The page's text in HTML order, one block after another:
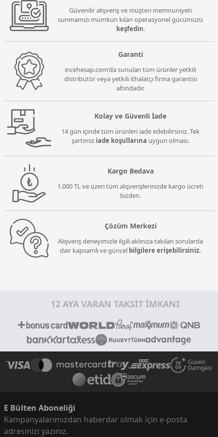
Güvenilir alışveriş ve müşteri memnuniyeti
sunmamızı mümkün kılan operasyonel gücümüzü
keşfedin.
Garanti
incehesap.com'da sunulan tüm ürünler yetkili
distribütör veya yetkili ithalatçı firma garantisi
altındadır.
Kolay ve Güvenli İade
14 gün içinde tüm ürünleri iade edebilirsiniz. Tek
şartımız iade koşullarına uygun olması.
Kargo Bedava
1.000 TL ve üzeri tüm alışverişlerinizde kargo ücreti
bizden.
Çözüm Merkezi
Alışveriş deneyimizle ilgili aklınıza takılan sorularda
dair kapsamlı ve güncel bilgilere erişebilirsiniz.
12 AYA VARAN TAKSİT İMKANI
Güven
Damgası
E Bülten Aboneliği
Kampanyalarımızdan haberdar olmak için e-posta
adresinizi yazınız.